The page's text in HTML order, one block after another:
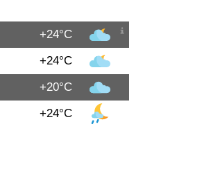
+24°C
+24°C
+20°C
+24°C